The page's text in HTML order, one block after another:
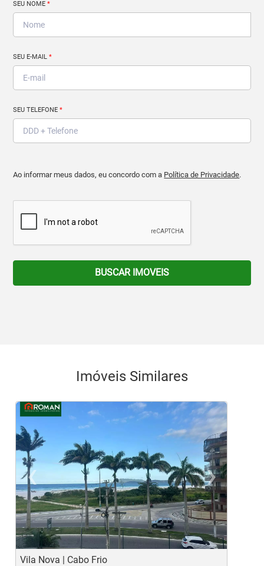
SEU NOME*
SEU E-MAIL*
SEU TELEFONE*
Ao informar meus dados, eu concordo com a Política de Privacidade.
BUSCAR IMOVEIS
Imóveis Similares
‹
Previous
›
Vila Nova | Cabo Frio